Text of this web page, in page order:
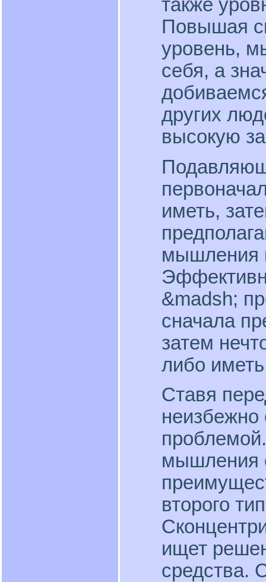
также
Повышая
уровень,
себя, а
других
высокую
иметь,
мышления
&madsh;
сначала
затем
либо
Ставя
неизбежно
мышления
второго
ищет
средства.